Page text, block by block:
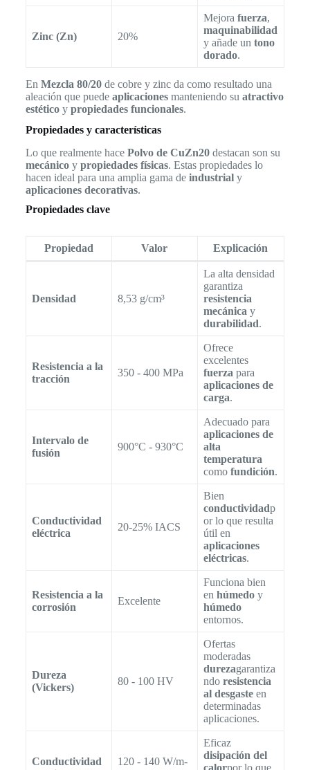
Zinc (Zn) 20%
Mejora fuerza,
maquinabilidad
y añade un tono
dorado.
En Mezcla 80/20de cobre y zinc da como resultado una
aleación que puede aplicacionesmanteniendo su atractivo
estéticoy propiedades funcionales.
Propiedades y características
Lo que realmente hace Polvo de CuZn20destacan son su
mecánicoy propiedades físicas. Estas propiedades lo
hacen ideal para una amplia gama de industrialy
aplicaciones decorativas.
Propiedades clave
Propiedad Valor Explicación
Densidad 8,53 g/cm³
La alta densidad
garantiza
resistencia
mecánicay
durabilidad.
Resistencia a la
tracción
350 - 400 MPa
Ofrece
excelentes
fuerzapara
aplicaciones de
carga.
Intervalo de
fusión
900°C - 930°C
Adecuado para
aplicaciones de
alta
temperatura
como fundición.
Conductividad
eléctrica
20-25% IACS
Bien
conductividadp
or lo que resulta
útil en
aplicaciones
eléctricas.
Resistencia a la
corrosión
Excelente
Funciona bien
en húmedoy
húmedo
entornos.
Dureza
(Vickers)
80 - 100 HV
Ofertas
moderadas
durezagarantiza
ndo resistencia
al desgasteen
determinadas
aplicaciones.
Conductividad
120 - 140 W/m-
Eficaz
disipación del